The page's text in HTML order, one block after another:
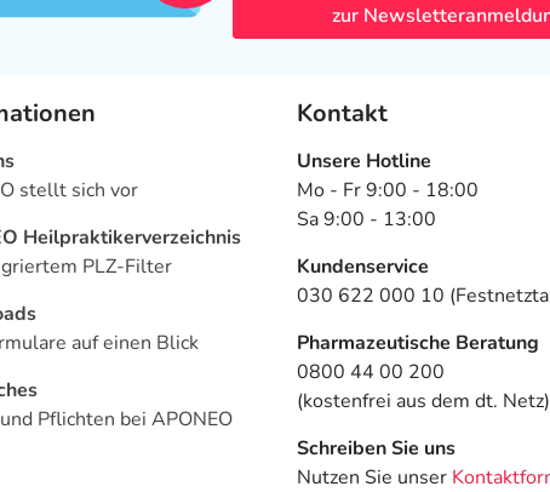
zur
stellt sich vor
Heilpraktikerverzeichnis
PLZ-Filter
auf einen Blick
Pflichten bei APONEO
Kontakt
Unsere Hotline
Mo - Fr 9:00 - 18:00
Sa 9:00 - 13:00
Kundenservice
030 622 000 10
Pharmazeutische Beratung
0800 44 00 200
(kostenfrei aus dem dt. Netz)
Schreiben Sie uns
Nutzen Sie unser